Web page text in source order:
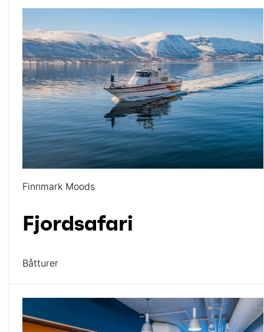
Finnmark Moods
Fjordsafari
Båtturer